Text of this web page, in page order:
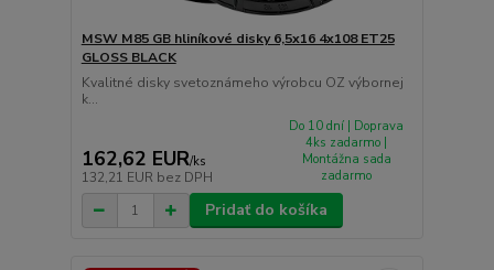
MSW M85 GB hliníkové disky 6,5x16 4x108 ET25
GLOSS BLACK
Kvalitné disky svetoznámeho výrobcu OZ výbornej
k...
162,62 EUR/ks
132,21 EUR bez DPH
Do 10 dní | Doprava
4ks zadarmo |
Montážna sada
zadarmo
Pridať do košíka